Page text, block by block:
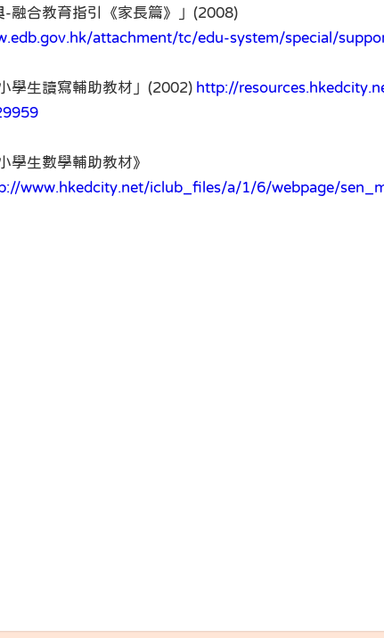
-融合教育指引《家長篇》」(2008)
attachment/tc/edu-system/special/
學生讀寫輔助教材」(2002) http://
學生數學輔助教材》
www.hkedcity.net/iclub_files/a/1/6/webpage/